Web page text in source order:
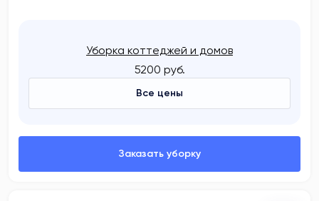
Уборка коттеджей и домов
5200 руб.
Все цены